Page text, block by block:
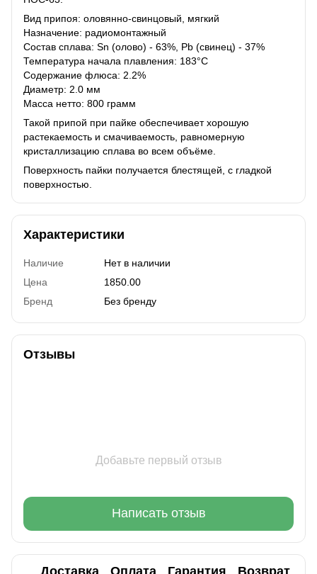
Вид припоя: оловянно-свинцовый, мягкий
Назначение: радиомонтажный
Состав сплава: Sn (олово) - 63%, Pb (свинец) - 37%
Температура начала плавления: 183°C
Содержание флюса: 2.2%
Диаметр: 2.0 мм
Масса нетто: 800 грамм
Такой припой при пайке обеспечивает хорошую
растекаемость и смачиваемость, равномерную
кристаллизацию сплава во всем объёме.
Поверхность пайки получается блестящей, с гладкой
поверхностью.
Характеристики
Наличие
Нет в наличии
Цена
1850.00
Бренд
Без бренду
Отзывы
Добавьте первый отзыв
Написать отзыв